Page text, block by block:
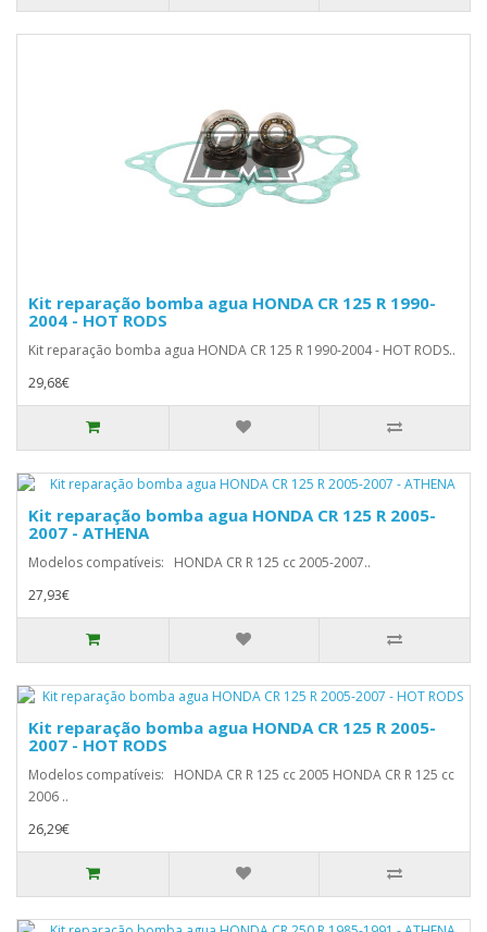
Kit reparação bomba agua HONDA CR 125 R 1990-
2004 - HOT RODS
Kit reparação bomba agua HONDA CR 125 R 1990-2004 - HOT RODS..
29,68€
Kit reparação bomba agua HONDA CR 125 R 2005-
2007 - ATHENA
Modelos compatíveis: HONDA CR R 125 cc 2005-2007..
27,93€
Kit reparação bomba agua HONDA CR 125 R 2005-
2007 - HOT RODS
Modelos compatíveis: HONDA CR R 125 cc 2005 HONDA CR R 125 cc
2006 ..
26,29€